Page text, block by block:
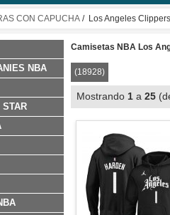
NBA OTRAS
CON CAPUCHA / Los Angeles Clippers
NBA
Camisetas NBA Los
(18928)
Mostrando 1 a 25